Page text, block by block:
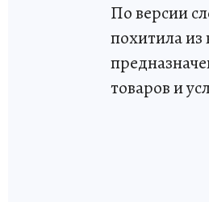
По версии
похитила из
товаров и